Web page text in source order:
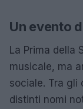
Un evento
La Prima della
musicale, ma
sociale. Tra gli
distinti nomi